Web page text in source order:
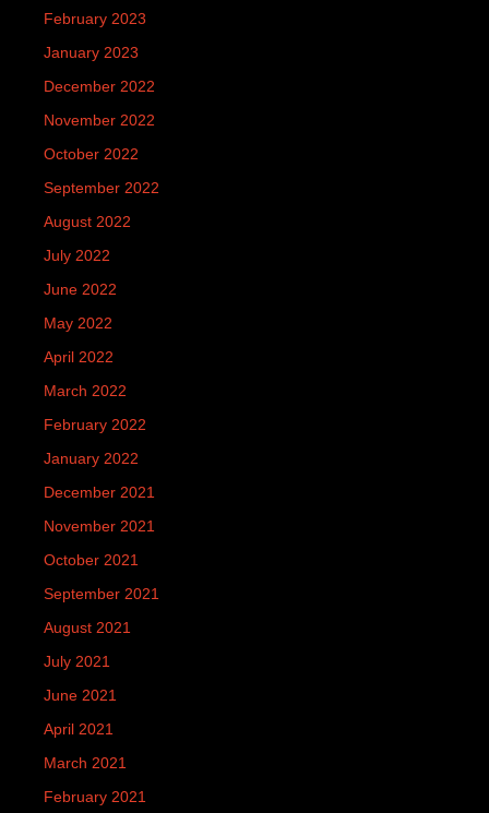
February 2023
January 2023
December 2022
November 2022
October 2022
September 2022
August 2022
July 2022
June 2022
May 2022
April 2022
March 2022
February 2022
January 2022
December 2021
November 2021
October 2021
September 2021
August 2021
July 2021
June 2021
April 2021
March 2021
February 2021